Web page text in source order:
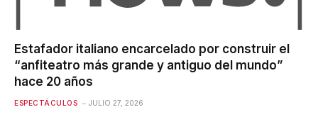
Estafador italiano encarcelado por construir el
“anfiteatro más grande y antiguo del mundo”
hace 20 años
ESPECTÁCULOS JULIO 27, 2026